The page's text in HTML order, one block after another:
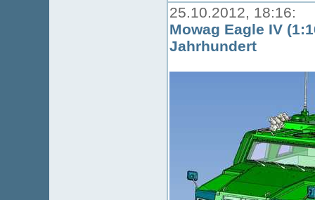
25.10.2012, 18:16:
Mowag Eagle IV
Jahrhundert